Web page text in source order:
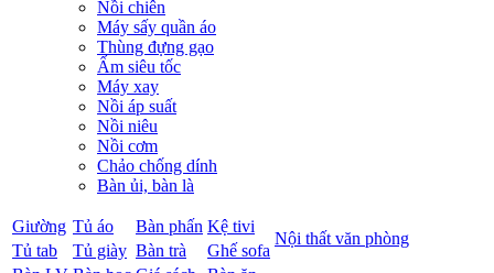
Nồi chiên
Máy sấy quần áo
Thùng đựng gạo
Ấm siêu tốc
Máy xay
Nồi áp suất
Nồi niêu
Nồi cơm
Chảo chống dính
Bàn ủi, bàn là
Giường Tủ áo Bàn phấn Kệ tivi
Nội thất văn phòng
Tủ tab Tủ giày Bàn trà
Ghế sofa